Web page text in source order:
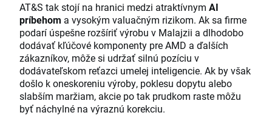
AT&S tak stojí na hranici medzi atraktívnym AI
príbehom a vysokým valuačným rizikom. Ak sa firme
podarí úspešne rozšíriť výrobu v Malajzii a dlhodobo
dodávať kľúčové komponenty pre AMD a ďalších
zákazníkov, môže si udržať silnú pozíciu v
dodávateľskom reťazci umelej inteligencie. Ak by však
došlo k oneskoreniu výroby, poklesu dopytu alebo
slabším maržiam, akcie po tak prudkom raste môžu
byť náchylné na výraznú korekciu.